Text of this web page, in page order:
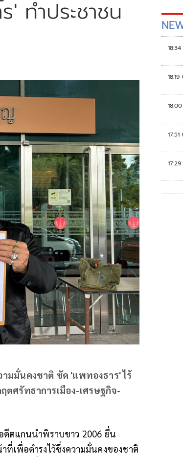
ทำประชาชน
มมั่นคงชาติ ซัด 'แพทองธาร' ไร้
ศรัทธาการเมือง-เศรษฐกิจ-
ตแกนนำพิราบขาว 2006 ยื่น
ที่เพื่อดำรงไว้ซึ่งความมั่นคงของชาติ
18:19
17:51